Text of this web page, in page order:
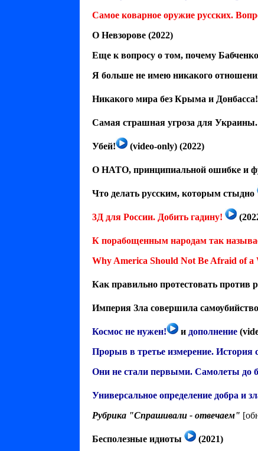
Самое коварное оружие русских.
О Невзорове(2022)
Еще к вопросу о том, почему
Я больше не имею никакого
Никакого мира без Крыма и
Самая страшная угроза для Украины.
Убей! (video-only) (2022)
О НАТО, принципиальной ошибке и
Что делать русским, которым стыдно
3Д для России. Добить гадину!
К порабощенным народам так
Why America Should Not Be Afraid of a
Как правильно протестовать против
Империя Зла совершила самоубийство
Космос не нужен! и дополнение
Прорыв в третье измерение. История
Они не стали первыми. Самолеты до
Универсальное определение добра и
Рубрика "Спрашивали - отвечаем"
Бесполезные идиоты (2021)